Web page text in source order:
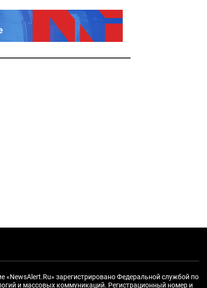
«NewsAlert.Ru» зарегистрировано Федеральной службой по
и массовых коммуникаций. Регистрационный номер и